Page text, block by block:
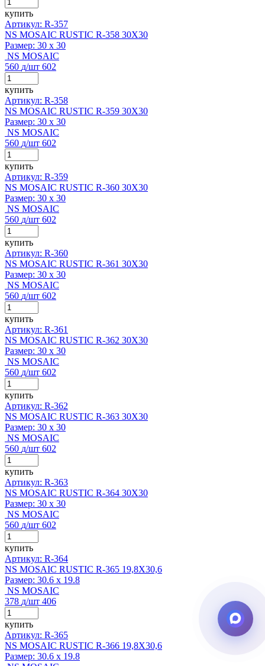
купить
Артикул: R-357
NS MOSAIC RUSTIC R-358 30X30
Размер: 30 x 30
NS MOSAIC
560 д/шт 602
купить
Артикул: R-358
NS MOSAIC RUSTIC R-359 30X30
Размер: 30 x 30
NS MOSAIC
560 д/шт 602
купить
Артикул: R-359
NS MOSAIC RUSTIC R-360 30X30
Размер: 30 x 30
NS MOSAIC
560 д/шт 602
купить
Артикул: R-360
NS MOSAIC RUSTIC R-361 30X30
Размер: 30 x 30
NS MOSAIC
560 д/шт 602
купить
Артикул: R-361
NS MOSAIC RUSTIC R-362 30X30
Размер: 30 x 30
NS MOSAIC
560 д/шт 602
купить
Артикул: R-362
NS MOSAIC RUSTIC R-363 30X30
Размер: 30 x 30
NS MOSAIC
560 д/шт 602
купить
Артикул: R-363
NS MOSAIC RUSTIC R-364 30X30
Размер: 30 x 30
NS MOSAIC
560 д/шт 602
купить
Артикул: R-364
NS MOSAIC RUSTIC R-365 19,8X30,6
Размер: 30.6 x 19.8
NS MOSAIC
378 д/шт 406
купить
Артикул: R-365
NS MOSAIC RUSTIC R-366 19,8X30,6
Размер: 30.6 x 19.8